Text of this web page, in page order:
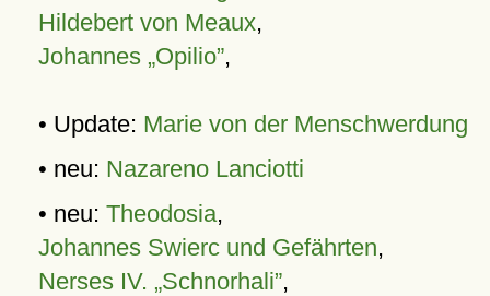
Hildebert von Meaux,
Johannes „Opilio”,
• Update: Marie von der Menschwerdung
• neu: Nazareno Lanciotti
• neu: Theodosia,
Johannes Swierc und Gefährten,
Nerses IV. „Schnorhali”,